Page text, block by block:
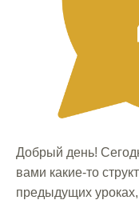
Добрый день!
вами какие-то
предыдущих